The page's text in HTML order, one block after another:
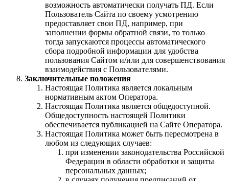
возможность автоматически получать ПД. Если
Пользователь Сайта по своему усмотрению
предоставляет свои ПД, например, при
заполнении формы обратной связи, то только
тогда запускаются процессы автоматического
сбора подробной информации для удобства
пользования Сайтом и/или для совершенствования
взаимодействия с Пользователями.
Заключительные положения
Настоящая Политика является локальным
нормативным актом Оператора.
Настоящая Политика является общедоступной.
Общедоступность настоящей Политики
обеспечивается публикацией на Сайте Оператора.
Настоящая Политика может быть пересмотрена в
любом из следующих случаев:
при изменении законодательства Российской
Федерации в области обработки и защиты
персональных данных;